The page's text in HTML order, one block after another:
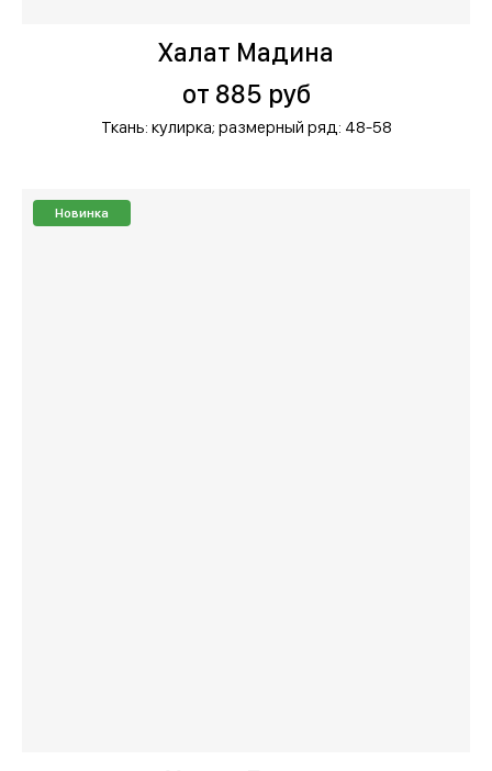
Халат Мадина
от 885 руб
Ткань: кулирка; размерный ряд: 48-58
Новинка